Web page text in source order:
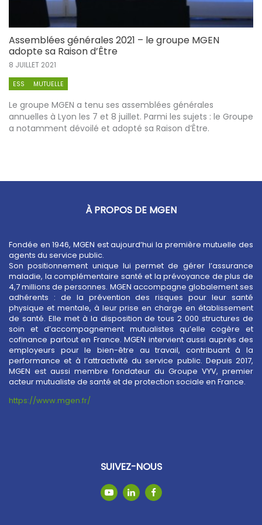
Assemblées générales 2021 – le groupe MGEN
adopte sa Raison d’Être
8 JUILLET 2021
ESS MUTUELLE
Le groupe MGEN a tenu ses assemblées générales
annuelles à Lyon les 7 et 8 juillet. Parmi les sujets : le Groupe
a notamment dévoilé et adopté sa Raison d’Être.
À PROPOS DE MGEN
Fondée en 1946, MGEN est aujourd’hui la première mutuelle des
agents du service public.
Son positionnement unique lui permet de gérer l’assurance
maladie, la complémentaire santé et la prévoyance de plus de
4,7 millions de personnes. MGEN accompagne globalement ses
adhérents : de la prévention des risques pour leur santé
physique et mentale, à leur prise en charge en établissement
de santé. Elle met à la disposition de tous 2 000 structures de
soin et d’accompagnement mutualistes qu’elle cogère et
cofinance partout en France. MGEN intervient aussi auprès des
employeurs pour le bien-être au travail, contribuant à la
performance et à l’attractivité du service public. Depuis 2017,
MGEN est aussi membre fondateur du Groupe VYV, premier
acteur mutualiste de santé et de protection sociale en France.
https://www.mgen.fr/
SUIVEZ-NOUS